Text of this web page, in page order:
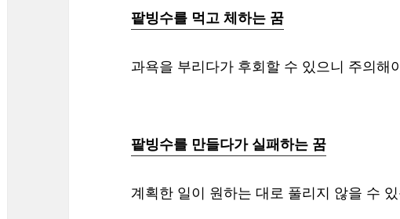
팥빙수를 먹고 체하는 꿈
과욕을 부리다가 후회할 수 있으니 주의해
팥빙수를 만들다가 실패하는 꿈
계획한 일이 원하는 대로 풀리지 않을 수